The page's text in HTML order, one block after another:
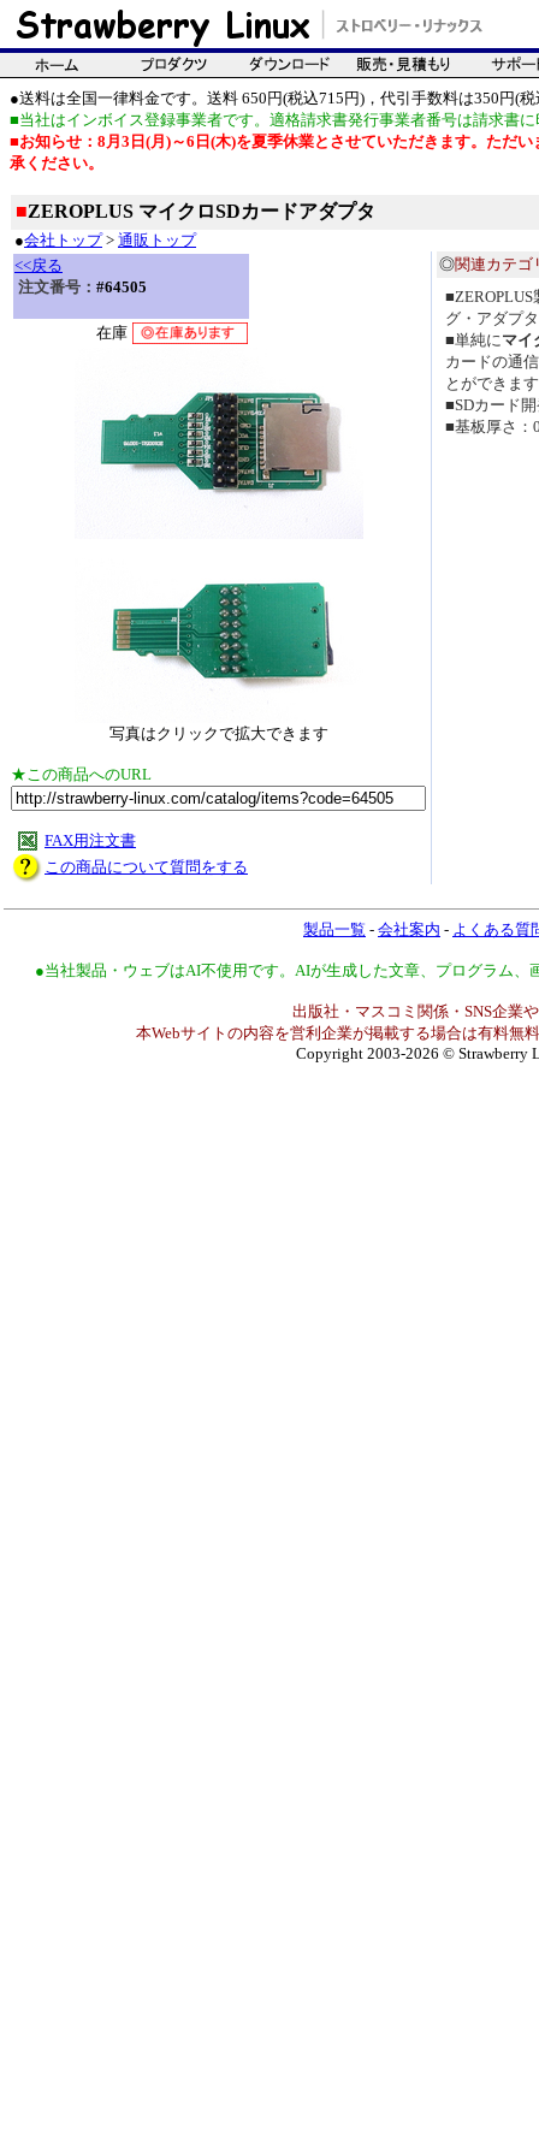
●送料は全国一律料金です。送料 650円(税込715円)，代引手数料は350円(税
■当社はインボイス登録事業者です。適格請求書発行事業者番号は請求書
■お知らせ：8月3日(月)～6日(木)を夏季休業とさせていただきます。ただ
承ください。
■ZEROPLUS マイクロSDカードアダプタ
●会社トップ> 通販トップ
<<戻る
注文番号： #64505
在庫
写真はクリックで拡大できます
★この商品へのURL
FAX用注文書
この商品について質問をする
◎関連カテゴ
■ZEROPLUS
グ・アダプ
■単純にマイ
カードの通
とができま
■SDカード
■基板厚さ：
製品一覧 - 会社案内 - よくある質
●当社製品・ウェブはAI不使用です。AIが生成した文章、プログラム
出版社・マスコミ関係・SNS企業
本Webサイトの内容を営利企業が掲載する場合は有料無
Copyright 2003-2026 © Strawberry